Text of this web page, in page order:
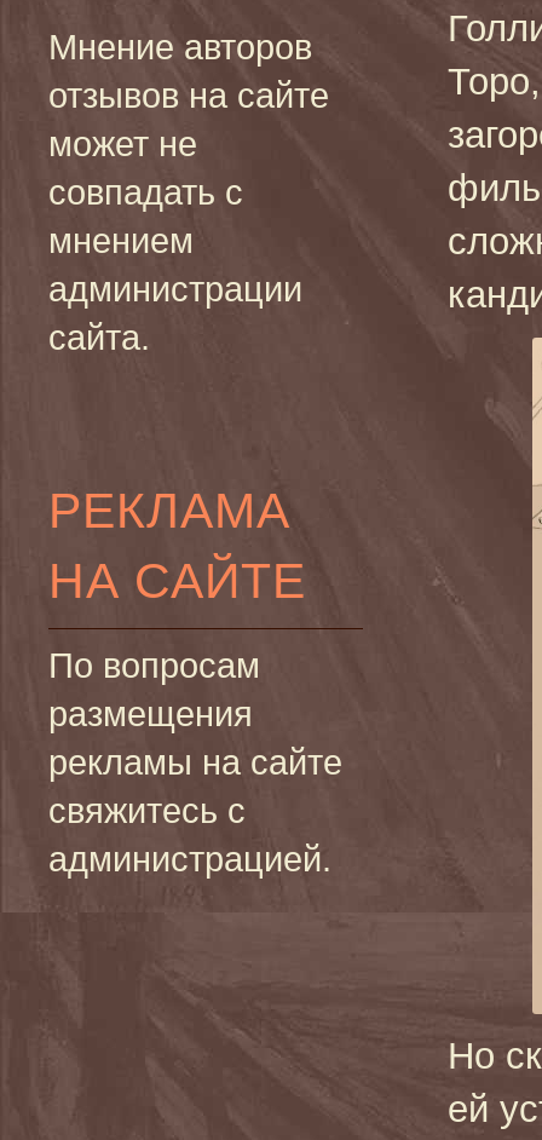
Мнение авторов
отзывов на сайте
может не
совпадать с
мнением
администрации
сайта.
РЕКЛАМА
НА САЙТЕ
По вопросам
размещения
рекламы на сайте
свяжитесь с
администрацией.
Но
ей